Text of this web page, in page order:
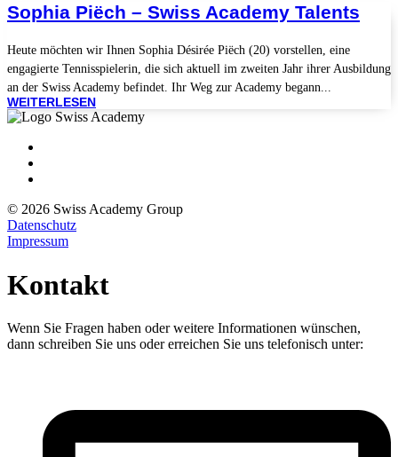
Sophia Piëch – Swiss Academy Talents
Heute möchten wir Ihnen Sophia Désirée Piëch (20) vorstellen, eine
engagierte Tennisspielerin, die sich aktuell im zweiten Jahr ihrer Ausbildung
an der Swiss Academy befindet. Ihr Weg zur Academy begann...
WEITERLESEN
© 2026 Swiss Academy Group
Datenschutz
Impressum
Kontakt
Wenn Sie Fragen haben oder weitere Informationen wünschen,
dann schreiben Sie uns oder erreichen Sie uns telefonisch unter: